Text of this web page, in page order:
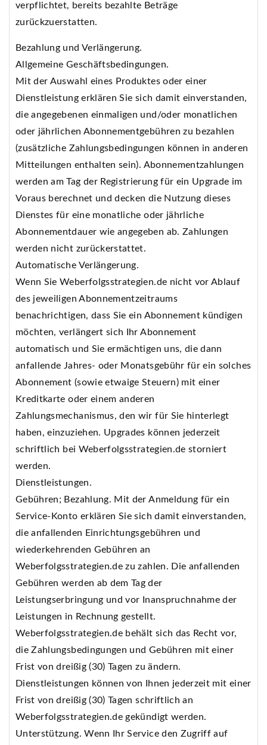
verpflichtet, bereits bezahlte Beträge
zurückzuerstatten.
Bezahlung und Verlängerung.
Allgemeine Geschäftsbedingungen.
Mit der Auswahl eines Produktes oder einer
Dienstleistung erklären Sie sich damit einverstanden,
die angegebenen einmaligen und/oder monatlichen
oder jährlichen Abonnementgebühren zu bezahlen
(zusätzliche Zahlungsbedingungen können in anderen
Mitteilungen enthalten sein). Abonnementzahlungen
werden am Tag der Registrierung für ein Upgrade im
Voraus berechnet und decken die Nutzung dieses
Dienstes für eine monatliche oder jährliche
Abonnementdauer wie angegeben ab. Zahlungen
werden nicht zurückerstattet.
Automatische Verlängerung.
Wenn Sie Weberfolgsstrategien.de nicht vor Ablauf
des jeweiligen Abonnementzeitraums
benachrichtigen, dass Sie ein Abonnement kündigen
möchten, verlängert sich Ihr Abonnement
automatisch und Sie ermächtigen uns, die dann
anfallende Jahres- oder Monatsgebühr für ein solches
Abonnement (sowie etwaige Steuern) mit einer
Kreditkarte oder einem anderen
Zahlungsmechanismus, den wir für Sie hinterlegt
haben, einzuziehen. Upgrades können jederzeit
schriftlich bei Weberfolgsstrategien.de storniert
werden.
Dienstleistungen.
Gebühren; Bezahlung. Mit der Anmeldung für ein
Service-Konto erklären Sie sich damit einverstanden,
die anfallenden Einrichtungsgebühren und
wiederkehrenden Gebühren an
Weberfolgsstrategien.de zu zahlen. Die anfallenden
Gebühren werden ab dem Tag der
Leistungserbringung und vor Inanspruchnahme der
Leistungen in Rechnung gestellt.
Weberfolgsstrategien.de behält sich das Recht vor,
die Zahlungsbedingungen und Gebühren mit einer
Frist von dreißig (30) Tagen zu ändern.
Dienstleistungen können von Ihnen jederzeit mit einer
Frist von dreißig (30) Tagen schriftlich an
Weberfolgsstrategien.de gekündigt werden.
Unterstützung. Wenn Ihr Service den Zugriff auf